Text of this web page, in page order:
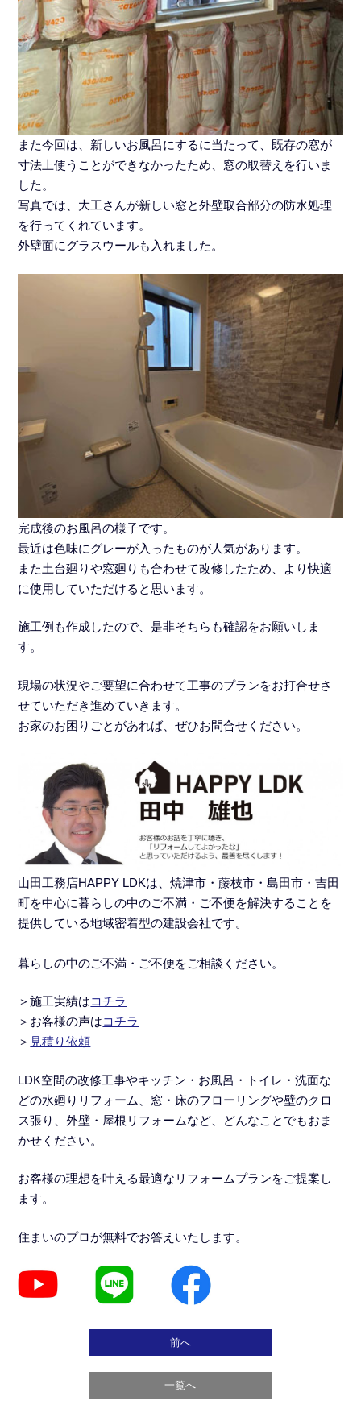
また今回は、新しいお風呂にするに当たって、既存の窓が
寸法上使うことができなかったため、窓の取替えを行いま
した。
写真では、大工さんが新しい窓と外壁取合部分の防水処理
を行ってくれています。
外壁面にグラスウールも入れました。
完成後のお風呂の様子です。
最近は色味にグレーが入ったものが人気があります。
また土台廻りや窓廻りも合わせて改修したため、より快適
に使用していただけると思います。
施工例も作成したので、是非そちらも確認をお願いしま
す。
現場の状況やご要望に合わせて工事のプランをお打合せさ
せていただき進めていきます。
お家のお困りごとがあれば、ぜひお問合せください。
山田工務店HAPPY LDKは、焼津市・藤枝市・島田市・吉田
町を中心に暮らしの中のご不満・ご不便を解決することを
提供している地域密着型の建設会社です。
暮らしの中のご不満・ご不便をご相談ください。
＞施工実績はコチラ
＞ お客様の声はコチラ
＞ 見積り依頼
LDK空間の改修工事やキッチン・お風呂・トイレ・洗面な
どの水廻りリフォーム
、窓・床のフローリングや壁のクロ
ス張り、外壁・屋根リフォームなど、どんなことでもおま
かせください。
お客様の理想を叶える最適なリフォームプランをご提案し
ます。
住まいのプロが無料でお答えいたします。
前へ
一覧へ